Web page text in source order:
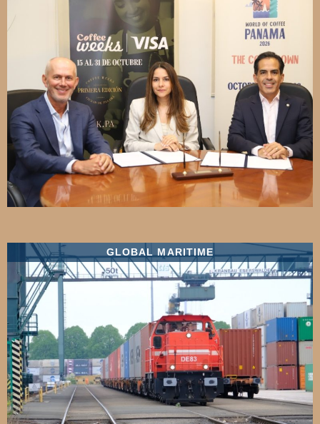
GLOBAL MARITIME